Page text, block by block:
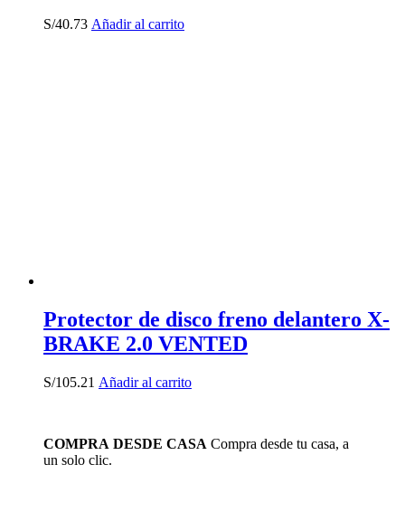
S/40.73 Añadir al carrito
Protector de disco freno delantero X-
BRAKE 2.0 VENTED
S/105.21 Añadir al carrito
COMPRA DESDE CASA Compra desde tu casa, a
un solo clic.